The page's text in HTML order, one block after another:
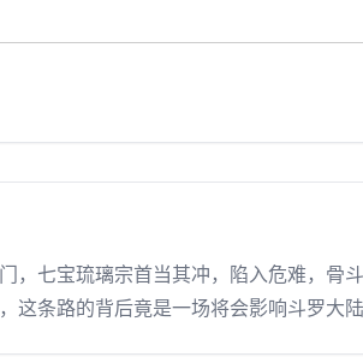
七宝琉璃宗首当其冲，陷入危难，骨
这条路的背后竟是一场将会影响斗罗大